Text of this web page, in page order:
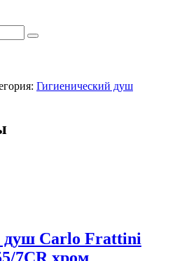
Гигиенический душ
душ Carlo Frattini
7CR хром